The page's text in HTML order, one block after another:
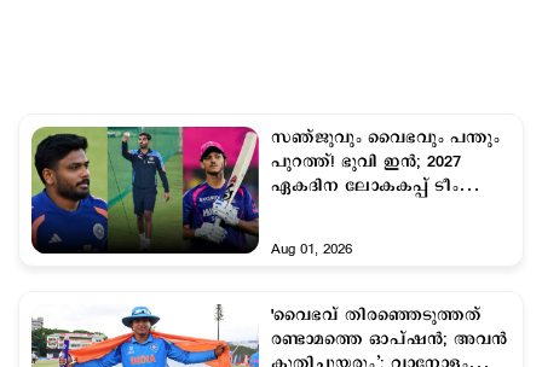
സഞ്ജുവും വൈഭവും പന്തും
പുറത്ത്! ഭുവി ഇന്‍; 2027
ഏകദിന ലോകകപ്പ് ടീം
Aug 01, 2026
'വൈഭവ് തിരഞ്ഞെടുത്തത്
രണ്ടാമത്തെ ഓപ്ഷൻ; അവൻ